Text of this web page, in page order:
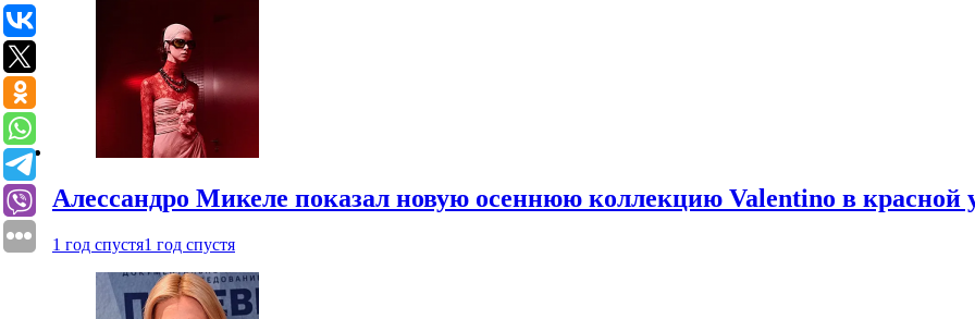
Алессандро Микеле показал новую осеннюю коллекцию Valentino в красной
1 год спустя1 год спустя